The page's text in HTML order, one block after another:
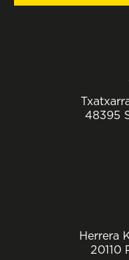
48395
Herrera
20110